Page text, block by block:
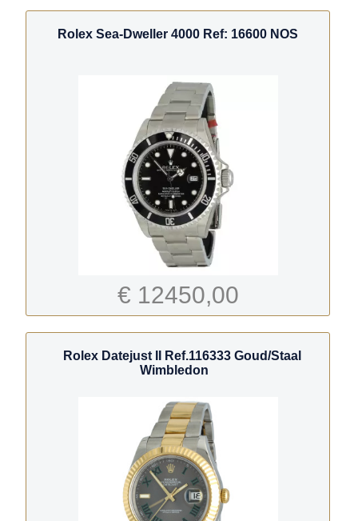
Rolex Sea-Dweller 4000 Ref: 16600 NOS
€ 12450,00
Rolex Datejust II Ref.116333 Goud/Staal
Wimbledon